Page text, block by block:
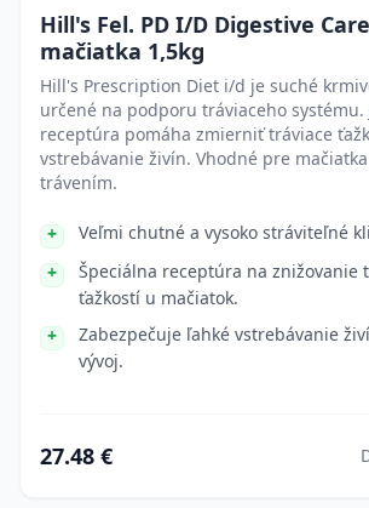
Hill's Fel. PD I/D Digestive
mačiatka 1,5kg
Hill's Prescription Diet i/d je suché
určené na podporu tráviaceho systému.
receptúra pomáha zmierniť tráviace
vstrebávanie živín. Vhodné pre
trávením.
Veľmi chutné a vysoko stráviteľné
Špeciálna receptúra na znižovanie
ťažkostí u mačiatok.
Zabezpečuje ľahké vstrebávanie
vývoj.
27.48 €